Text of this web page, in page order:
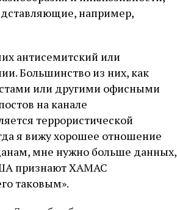
например,
антисемитский или
Большинство из них, как
или другими офисными
на канале
террористической
я вижу хорошее отношение
мне нужно больше данных,
признают ХАМАС
таковым».